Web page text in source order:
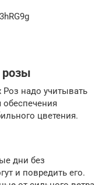
розы
надо учитывать
цветения.
дни без
и повредить его.